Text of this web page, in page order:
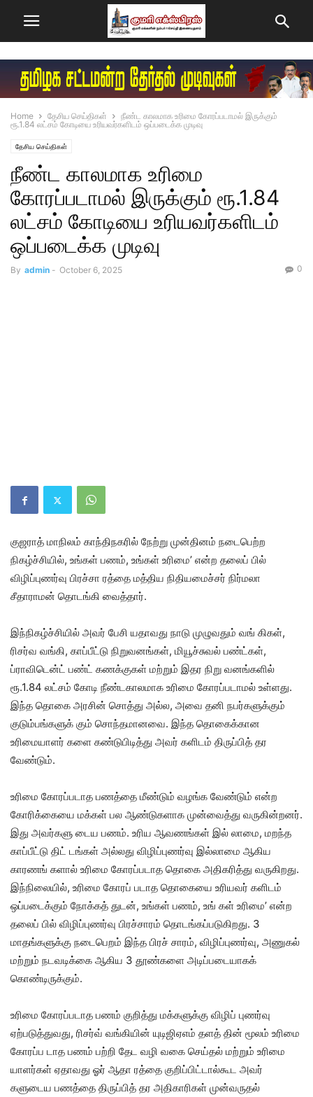
Home தேசிய செய்திகள்
நீண்ட காலமாக உரிமை கோரப்படாமல் இருக்கும்
ரூ.1.84 லட்சம் கோடியை உரியவர்களிடம் ஒப்படைக்க முடிவு
தேசிய செய்திகள்
நீண்ட காலமாக உரிமை
கோரப்படாமல் இருக்கும் ரூ.1.84
லட்சம் கோடியை உரியவர்களிடம்
ஒப்படைக்க முடிவு
By admin - October 6, 2025 0
குஜராத் மாநிலம் காந்திநகரில் நேற்று முன்தினம் நடைபெற்ற
நிகழ்ச்சியில், உங்கள் பணம், உங்கள் உரிமை’ என்ற தலைப் பில்
விழிப்புணர்வு பிரச்சா ரத்தை மத்திய நிதியமைச்சர் நிர்மலா
சீதாராமன் தொடங்கி வைத்தார்.
இந்நிகழ்ச்சியில் அவர் பேசி யதாவது நாடு முழுவதும் வங் கிகள்,
ரிசர்வ வங்கி, காப்பீட்டு நிறுவனங்கள், மியூச்சுவல் பண்ட்கள்,
ப்ராவிடென்ட் பண்ட் கணக்குகள் மற்றும் இதர நிறு வனங்களில்
ரூ.1.84 லட்சம் கோடி நீண்டகாலமாக உரிமை கோரப்படாமல் உள்ளது.
இந்த தொகை அரசின் சொத்து அல்ல, அவை தனி நபர்களுக்கும்
குடும்பங்களுக் கும் சொந்தமானவை. இந்த தொகைக்கான
உரிமையாளர் களை கண்டுபிடித்து அவர் களிடம் திருப்பித் தர
வேண்டும்.
உரிமை கோரப்படாத பணத்தை மீண்டும் வழங்க வேண்டும் என்ற
கோரிக்கையை மக்கள் பல ஆண்டுகளாக முன்வைத்து வருகின்றனர்.
இது அவர்களு டைய பணம். உரிய ஆவணங்கள் இல் லாமை, மறந்த
காப்பீட்டு திட் டங்கள் அல்லது விழிப்புணர்வு இல்லாமை ஆகிய
காரணங் களால் உரிமை கோரப்படாத தொகை அதிகரித்து வருகிறது.
இந்நிலையில், உரிமை கோரப் படாத தொகையை உரியவர் களிடம்
ஒப்படைக்கும் நோக்கத் துடன், உங்கள் பணம், உங் கள் உரிமை’ என்ற
தலைப் பில் விழிப்புணர்வு பிரச்சாரம் தொடங்கப்படுகிறது. 3
மாதங்களுக்கு நடைபெறம் இந்த பிரச் சாரம், விழிப்புணர்வு, அணுகல்
மற்றும் நடவடிக்கை ஆகிய 3 தூண்களை அடிப்படையாகக்
கொண்டிருக்கும்.
உரிமை கோரப்படாத பணம் குறித்து மக்களுக்கு விழிப் புணர்வு
ஏற்படுத்துவது, ரிசர்வ் வங்கியின் யுடிஜிஏஎம் தளத் தின் மூலம் உரிமை
கோரப்ப டாத பணம் பற்றி தேட வழி வகை செய்தல் மற்றும் உரிமை
யாளர்கள் ஏதாவது ஓர் ஆதா ரத்தை குறிப்பிட்டால்கூட அவர்
களுடைய பணத்தை திருப்பித் தர அதிகாரிகள் முன்வருதல்